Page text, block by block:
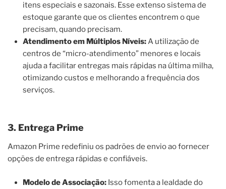
itens especiais e sazonais. Esse extenso sistema de
estoque garante que os clientes encontrem o que
precisam, quando precisam.
Atendimento em Múltiplos Níveis:A utilização de
centros de “micro-atendimento” menores e locais
ajuda a facilitar entregas mais rápidas na última milha,
otimizando custos e melhorando a frequência dos
serviços.
3. Entrega Prime
Amazon Prime redefiniu os padrões de envio ao fornecer
opções de entrega rápidas e confiáveis.
Modelo de Associação: Isso fomenta a lealdade do